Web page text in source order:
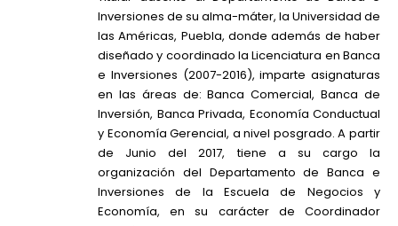
Inversiones de su alma-máter, la Universidad de
las Américas, Puebla, donde además de haber
diseñado y coordinado la Licenciatura en Banca
e Inversiones (2007-2016), imparte asignaturas
en las áreas de: Banca Comercial, Banca de
Inversión, Banca Privada, Economía Conductual
y Economía Gerencial, a nivel posgrado. A partir
de Junio del 2017, tiene a su cargo la
organización del Departamento de Banca e
Inversiones de la Escuela de Negocios y
Economía, en su carácter de Coordinador